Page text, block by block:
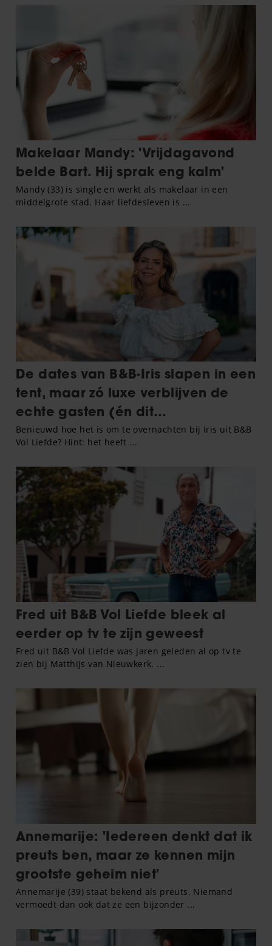
informatie over uw gebruik van onze site met onze
informatie die u aan ze heeft verstrekt of die ze hebben
verzameld op basis van uw gebruik van hun services. U
gaat akkoord met onze cookies als u onze website blijft
gebruiken.